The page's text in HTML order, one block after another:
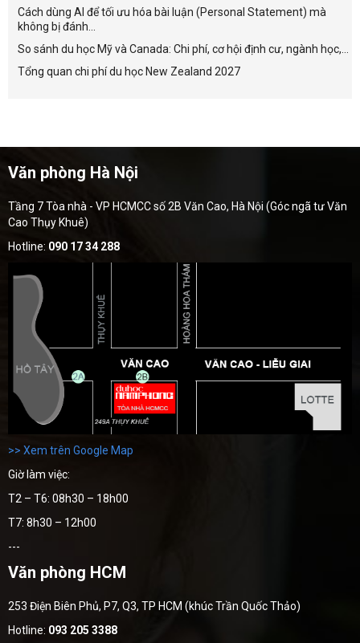
Cách dùng AI để tối ưu hóa bài luận (Personal Statement) mà
không bị đánh...
So sánh du học Mỹ và Canada: Chi phí, cơ hội định cư, ngành học,...
Tổng quan chi phí du học New Zealand 2027
Văn phòng Hà Nội
Tầng 7 Tòa nhà - VP HCMCC số 2B Văn Cao, Hà Nội (Góc ngã tư Văn
Cao Thụy Khuê)
Hotline: 090 17 34 288
>> Xem trên Google Map
Giờ làm việc:
T2 – T6: 08h30 – 18h00
T7: 8h30 – 12h00
---
Văn phòng HCM
253 Điện Biên Phủ, P7, Q3, TP HCM (khúc Trần Quốc Thảo)
Hotline: 093 205 3388